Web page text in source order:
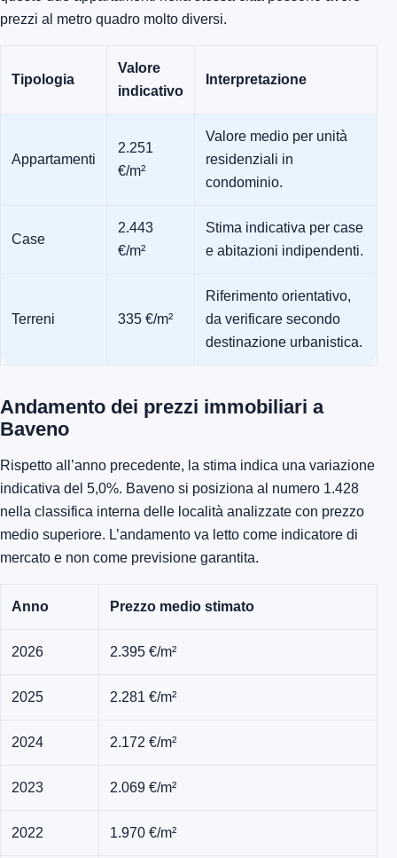
prezzi al metro quadro molto diversi.
Tipologia
Valore
indicativo
Interpretazione
Appartamenti
2.251
€/m²
Valore medio per unità
residenziali in
condominio.
Case
2.443
€/m²
Stima indicativa per case
e abitazioni indipendenti.
Terreni 335 €/m²
Riferimento orientativo,
da verificare secondo
destinazione urbanistica.
Andamento dei prezzi immobiliari a
Baveno
Rispetto all’anno precedente, la stima indica una variazione
indicativa del 5,0%. Baveno si posiziona al numero 1.428
nella classifica interna delle località analizzate con prezzo
medio superiore. L’andamento va letto come indicatore di
mercato e non come previsione garantita.
Anno Prezzo medio stimato
2026 2.395 €/m²
2025 2.281 €/m²
2024 2.172 €/m²
2023 2.069 €/m²
2022 1.970 €/m²